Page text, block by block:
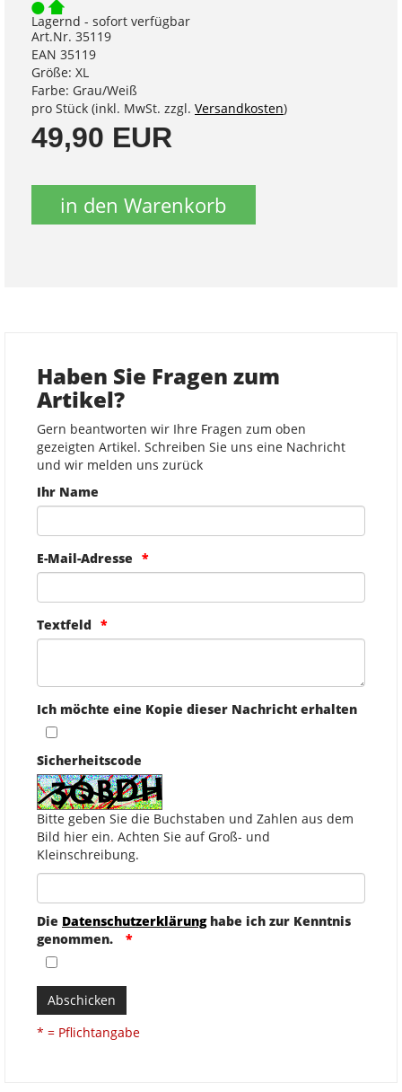
Lagernd - sofort verfügbar
Art.Nr. 35119
EAN 35119
Größe: XL
Farbe: Grau/Weiß
pro Stück (inkl. MwSt. zzgl. Versandkosten)
49,90 EUR
in den Warenkorb
Haben Sie Fragen zum
Artikel?
Gern beantworten wir Ihre Fragen zum oben
gezeigten Artikel. Schreiben Sie uns eine Nachricht
und wir melden uns zurück
Ihr Name
E-Mail-Adresse
Textfeld
Ich möchte eine Kopie dieser Nachricht erhalten
Sicherheitscode
Bitte geben Sie die Buchstaben und Zahlen aus dem
Bild hier ein. Achten Sie auf Groß- und
Kleinschreibung.
Die Datenschutzerklärunghabe ich zur Kenntnis
genommen.
Abschicken
* = Pflichtangabe